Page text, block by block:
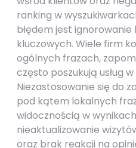
ranking w
błędem jest ignorowanie
kluczowych. Wiele firm
ogólnych frazach,
często poszukują usług
Niezastosowanie się do
pod kątem lokalnych
widocznością w
nieaktualizowanie
oraz brak reakcji na